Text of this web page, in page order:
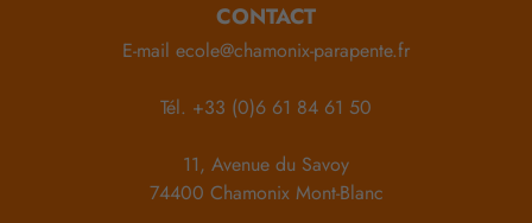
CONTACT
E-mail ecole@chamonix-parapente.fr
Tél. +33 (0)6 61 84 61 50
11, Avenue du Savoy
74400 Chamonix Mont-Blanc